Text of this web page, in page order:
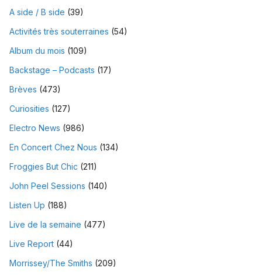
A side / B side (39)
Activités très souterraines (54)
Album du mois (109)
Backstage – Podcasts (17)
Brèves (473)
Curiosities (127)
Electro News (986)
En Concert Chez Nous (134)
Froggies But Chic (211)
John Peel Sessions (140)
Listen Up (188)
Live de la semaine (477)
Live Report (44)
Morrissey/The Smiths (209)